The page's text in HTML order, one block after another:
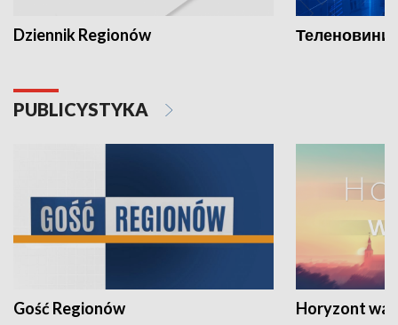
Dziennik Regionów Теленовини
PUBLICYSTYKA
Gość Regionów Horyzont